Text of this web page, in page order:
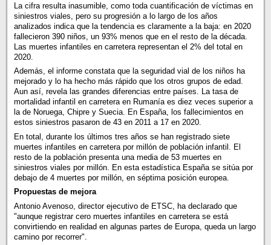
La cifra resulta inasumible, como toda cuantificación de víctimas en
siniestros viales, pero su progresión a lo largo de los años
analizados indica que la tendencia es claramente a la baja: en 2020
fallecieron 390 niños, un 93% menos que en el resto de la década.
Las muertes infantiles en carretera representan el 2% del total en
2020.
Además, el informe constata que la seguridad vial de los niños ha
mejorado y lo ha hecho más rápido que los otros grupos de edad.
Aun así, revela las grandes diferencias entre países. La tasa de
mortalidad infantil en carretera en Rumanía es diez veces superior a
la de Noruega, Chipre y Suecia. En España, los fallecimientos en
estos siniestros pasaron de 43 en 2011 a 17 en 2020.
En total, durante los últimos tres años se han registrado siete
muertes infantiles en carretera por millón de población infantil. El
resto de la población presenta una media de 53 muertes en
siniestros viales por millón. En esta estadística España se sitúa por
debajo de 4 muertes por millón, en séptima posición europea.
Propuestas de mejora
Antonio Avenoso, director ejecutivo de ETSC, ha declarado que
"aunque registrar cero muertes infantiles en carretera se está
convirtiendo en realidad en algunas partes de Europa, queda un largo
camino por recorrer".